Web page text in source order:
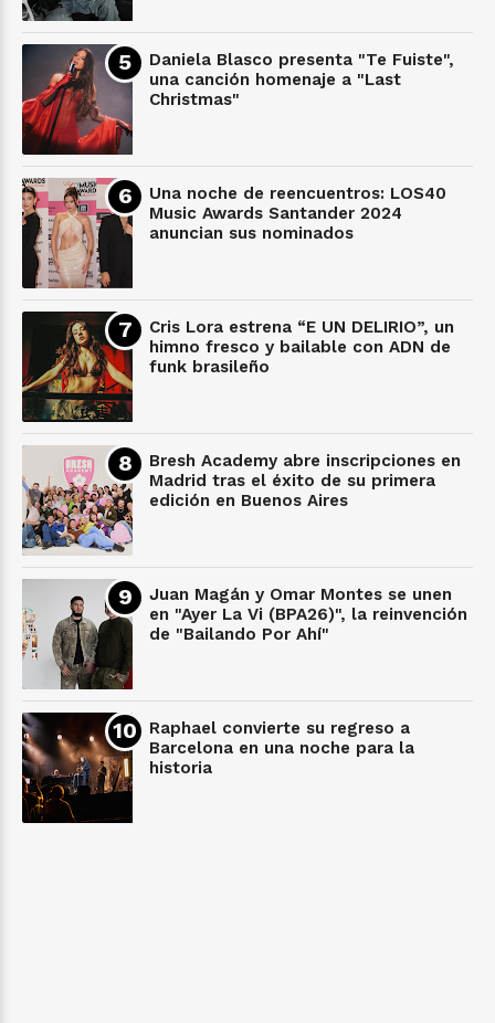
Daniela Blasco presenta "Te Fuiste",
una canción homenaje a "Last
Christmas"
Una noche de reencuentros: LOS40
Music Awards Santander 2024
anuncian sus nominados
Cris Lora estrena “E UN DELIRIO”, un
himno fresco y bailable con ADN de
funk brasileño
Bresh Academy abre inscripciones en
Madrid tras el éxito de su primera
edición en Buenos Aires
Juan Magán y Omar Montes se unen
en "Ayer La Vi (BPA26)", la reinvención
de "Bailando Por Ahí"
Raphael convierte su regreso a
Barcelona en una noche para la
historia